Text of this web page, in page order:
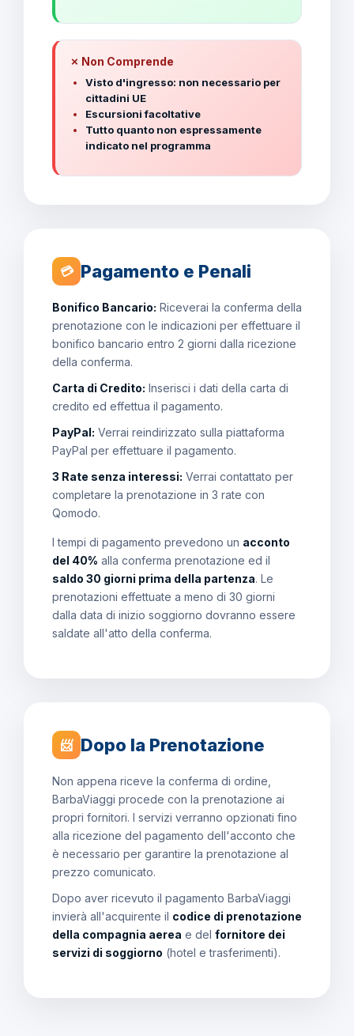
✗ Non Comprende
Visto d'ingresso: non necessario per
cittadini UE
Escursioni facoltative
Tutto quanto non espressamente
indicato nel programma
💳 Pagamento e Penali
Bonifico Bancario: Riceverai la conferma della
prenotazione con le indicazioni per effettuare il
bonifico bancario entro 2 giorni dalla ricezione
della conferma.
Carta di Credito: Inserisci i dati della carta di
credito ed effettua il pagamento.
PayPal: Verrai reindirizzato sulla piattaforma
PayPal per effettuare il pagamento.
3 Rate senza interessi: Verrai contattato per
completare la prenotazione in 3 rate con
Qomodo.
I tempi di pagamento prevedono un acconto
del 40% alla conferma prenotazione ed il
saldo 30 giorni prima della partenza. Le
prenotazioni effettuate a meno di 30 giorni
dalla data di inizio soggiorno dovranno essere
saldate all'atto della conferma.
📨 Dopo la Prenotazione
Non appena riceve la conferma di ordine,
BarbaViaggi procede con la prenotazione ai
propri fornitori. I servizi verranno opzionati fino
alla ricezione del pagamento dell'acconto che
è necessario per garantire la prenotazione al
prezzo comunicato.
Dopo aver ricevuto il pagamento BarbaViaggi
invierà all'acquirente il codice di prenotazione
della compagnia aerea e del fornitore dei
servizi di soggiorno (hotel e trasferimenti).